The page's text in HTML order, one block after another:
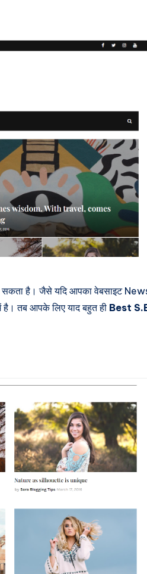
है। जैसे यदि आपका वेबसाइट
तब आपके लिए याद बहुत ही Best